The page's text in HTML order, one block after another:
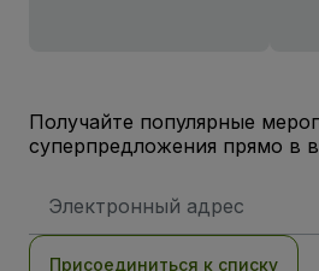
Получайте популярные
суперпредложения прямо в
электронной
Присоединиться к списку